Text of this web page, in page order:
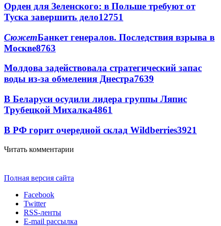
Орден для Зеленского: в Польше требуют от
Туска завершить дело12751
СюжетБанкет генералов. Последствия взрыва в
Москве8763
Молдова задействовала стратегический запас
воды из-за обмеления Днестра7639
В Беларуси осудили лидера группы Ляпис
Трубецкой Михалка4861
В РФ горит очередной склад Wildberries3921
Читать комментарии
Полная версия сайта
Facebook
Twitter
RSS-ленты
E-mail рассылка